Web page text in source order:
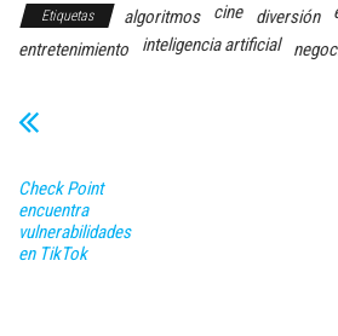
Etiquetas algoritmos cine diversión
entretenimiento
inteligencia artificial
Check Point
encuentra
vulnerabilidades
en TikTok